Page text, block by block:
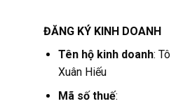
ĐĂNG KÝ KINH DOANH
Tên hộ kinh doanh: Tô
Xuân Hiếu
Mã số thuế: